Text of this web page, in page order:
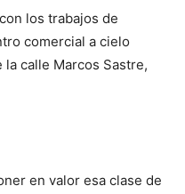
los trabajos de
comercial a cielo
calle Marcos Sastre,
en valor esa clase de